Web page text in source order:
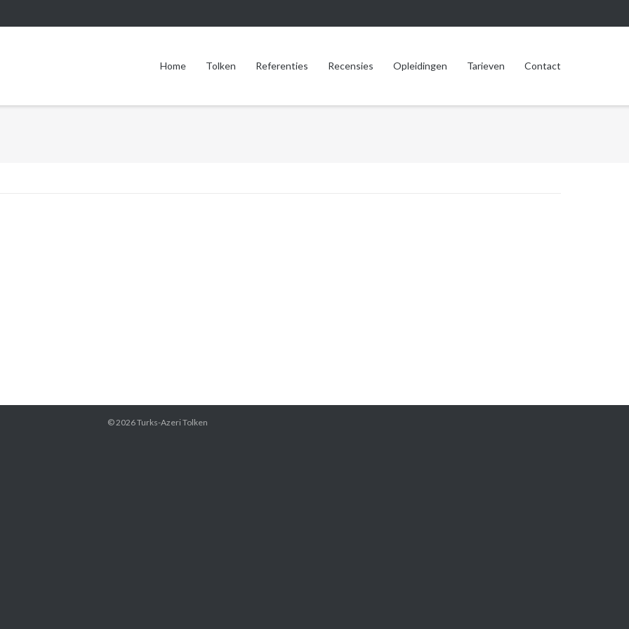
Home Tolken Referenties Recensies Opleidingen Tarieven Contact
© 2026Turks-Azeri Tolken